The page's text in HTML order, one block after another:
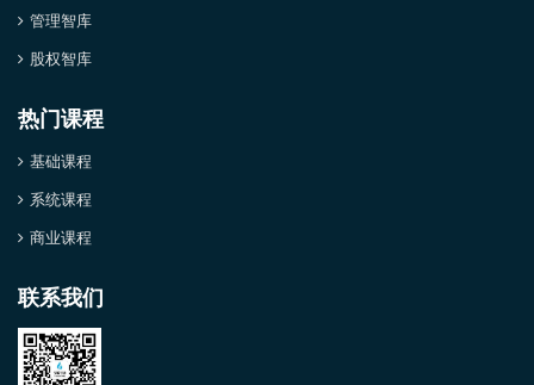
管理智库
股权智库
热门课程
基础课程
系统课程
商业课程
联系我们